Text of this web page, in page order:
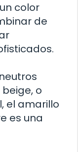
color
de
o
el amarillo
es una